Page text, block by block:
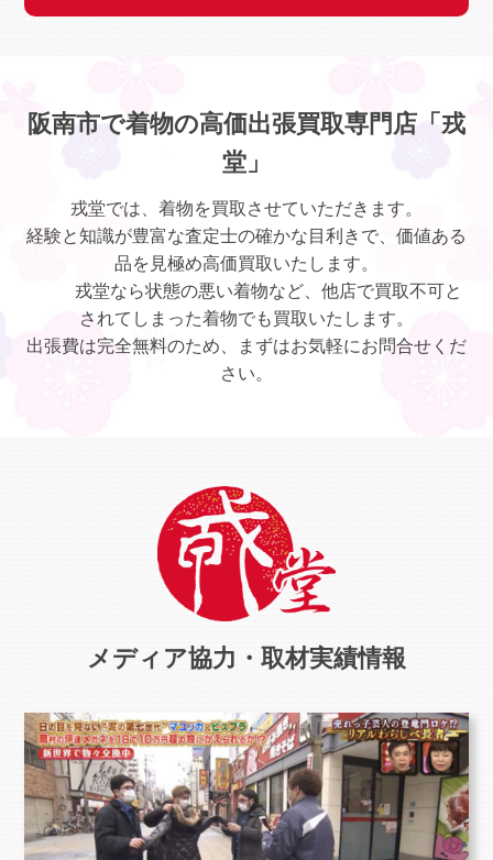
阪南市で着物の高価出張買取専門店「戎
堂」
戎堂では、着物を買取させていただきます。
経験と知識が豊富な査定士の確かな目利きで、価値ある
品を見極め高価買取いたします。
戎堂なら状態の悪い着物など、他店で買取不可と
されてしまった着物でも買取いたします。
出張費は完全無料のため、まずはお気軽にお問合せくだ
さい。
メディア協力・取材実績情報